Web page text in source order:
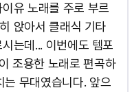
유 노래를 주로 부르
앉아서 클래식 기타
는데... 이번에도 템포
조용한 노래로 편곡하
는 무대였습니다. 앞으